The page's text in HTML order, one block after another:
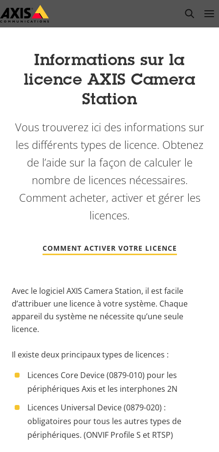
Passer
au
open
Informations sur la
licence AXIS Camera
Station
Vous trouverez ici des informations sur
les différents types de licence. Obtenez
de l’aide sur la façon de calculer le
nombre de licences nécessaires.
Comment acheter, activer et gérer les
licences.
COMMENT ACTIVER VOTRE LICENCE
Avec le logiciel AXIS Camera Station, il est facile
d’attribuer une licence à votre système. Chaque
appareil du système ne nécessite qu’une seule
licence.
Il existe deux principaux types de licences :
Licences Core Device (0879-010) pour les
périphériques Axis et les interphones 2N
Licences Universal Device (0879-020) :
obligatoires pour tous les autres types de
périphériques. (ONVIF Profile S et RTSP)